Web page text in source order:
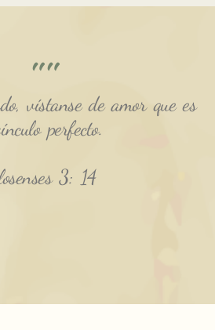
""
vístanse de amor que es
perfecto.
3: 14